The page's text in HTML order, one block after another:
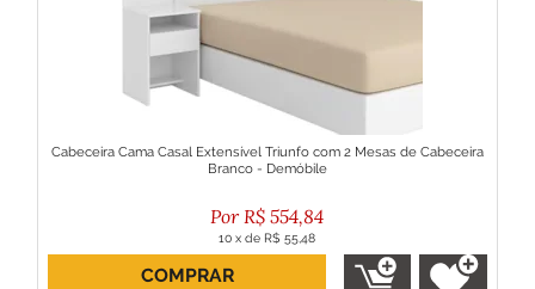
Cabeceira Cama Casal Extensível Triunfo com 2 Mesas de Cabeceira
Branco - Demóbile
R$ 554,84
10 x de R$ 55,48
ou R$ 499,36 no boleto
COMPRAR